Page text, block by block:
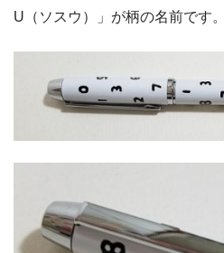
U（ソスウ）」が柄の名前です。